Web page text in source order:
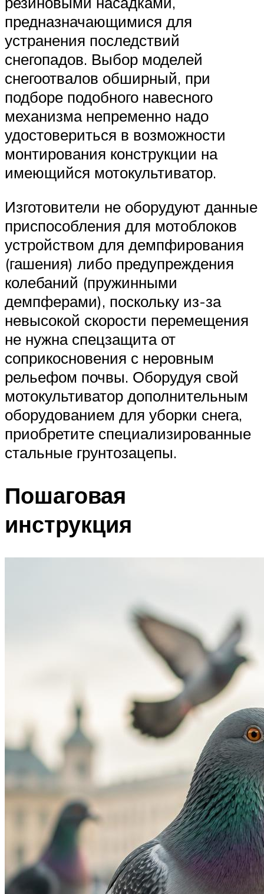
предназначающимися для
устранения последствий
снегопадов. Выбор моделей
снегоотвалов обширный, при
подборе подобного навесного
механизма непременно надо
удостовериться в возможности
монтирования конструкции на
имеющийся мотокультиватор.
Изготовители не оборудуют данные
приспособления для мотоблоков
устройством для демпфирования
(гашения) либо предупреждения
колебаний (пружинными
демпферами), поскольку из-за
невысокой скорости перемещения
не нужна спецзащита от
соприкосновения с неровным
рельефом почвы. Оборудуя свой
мотокультиватор дополнительным
оборудованием для уборки снега,
приобретите специализированные
стальные грунтозацепы.
Пошаговая
инструкция